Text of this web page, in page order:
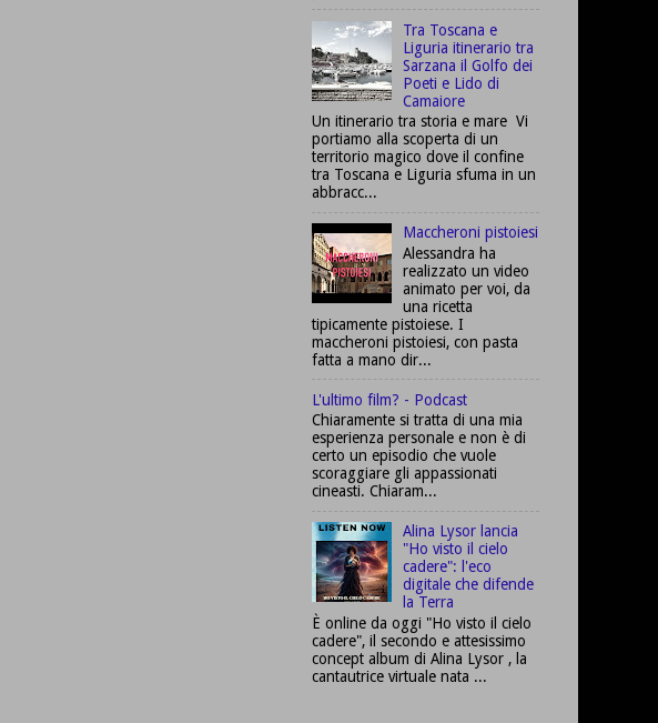
Tra Toscana e
Liguria itinerario tra
Sarzana il Golfo dei
Poeti e Lido di
Camaiore
Un itinerario tra storia e mare Vi
portiamo alla scoperta di un
territorio magico dove il confine
tra Toscana e Liguria sfuma in un
abbracc...
Maccheroni pistoiesi
Alessandra ha
realizzato un video
animato per voi, da
una ricetta
tipicamente pistoiese. I
maccheroni pistoiesi, con pasta
fatta a mano dir...
L'ultimo film? - Podcast
Chiaramente si tratta di una mia
esperienza personale e non è di
certo un episodio che vuole
scoraggiare gli appassionati
cineasti. Chiaram...
Alina Lysor lancia
"Ho visto il cielo
cadere": l'eco
digitale che difende
la Terra
È online da oggi "Ho visto il cielo
cadere", il secondo e attesissimo
concept album di Alina Lysor , la
cantautrice virtuale nata ...